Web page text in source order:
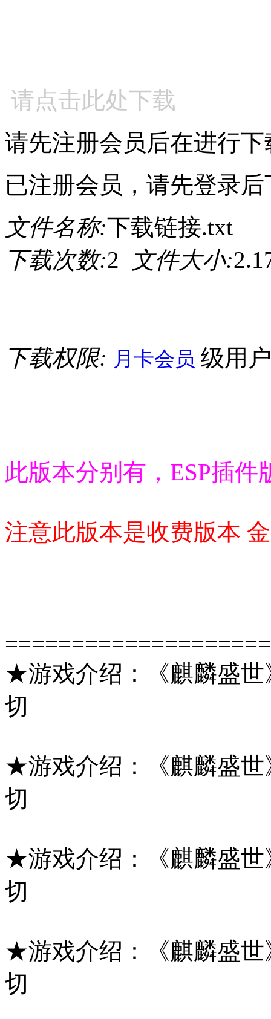
请点击此处下载
请先注册会员后在进行下
已注册会员，请先登录后
文件名称:下载链接.txt
下载次数:2 文件大小:
下载权限: 月卡会员 级用
此版本分别有，ESP插
注意此版本是收费版本
★游戏介绍：《麒麟盛世
切
★游戏介绍：《麒麟盛世
切
★游戏介绍：《麒麟盛世
切
★游戏介绍：《麒麟盛世
切